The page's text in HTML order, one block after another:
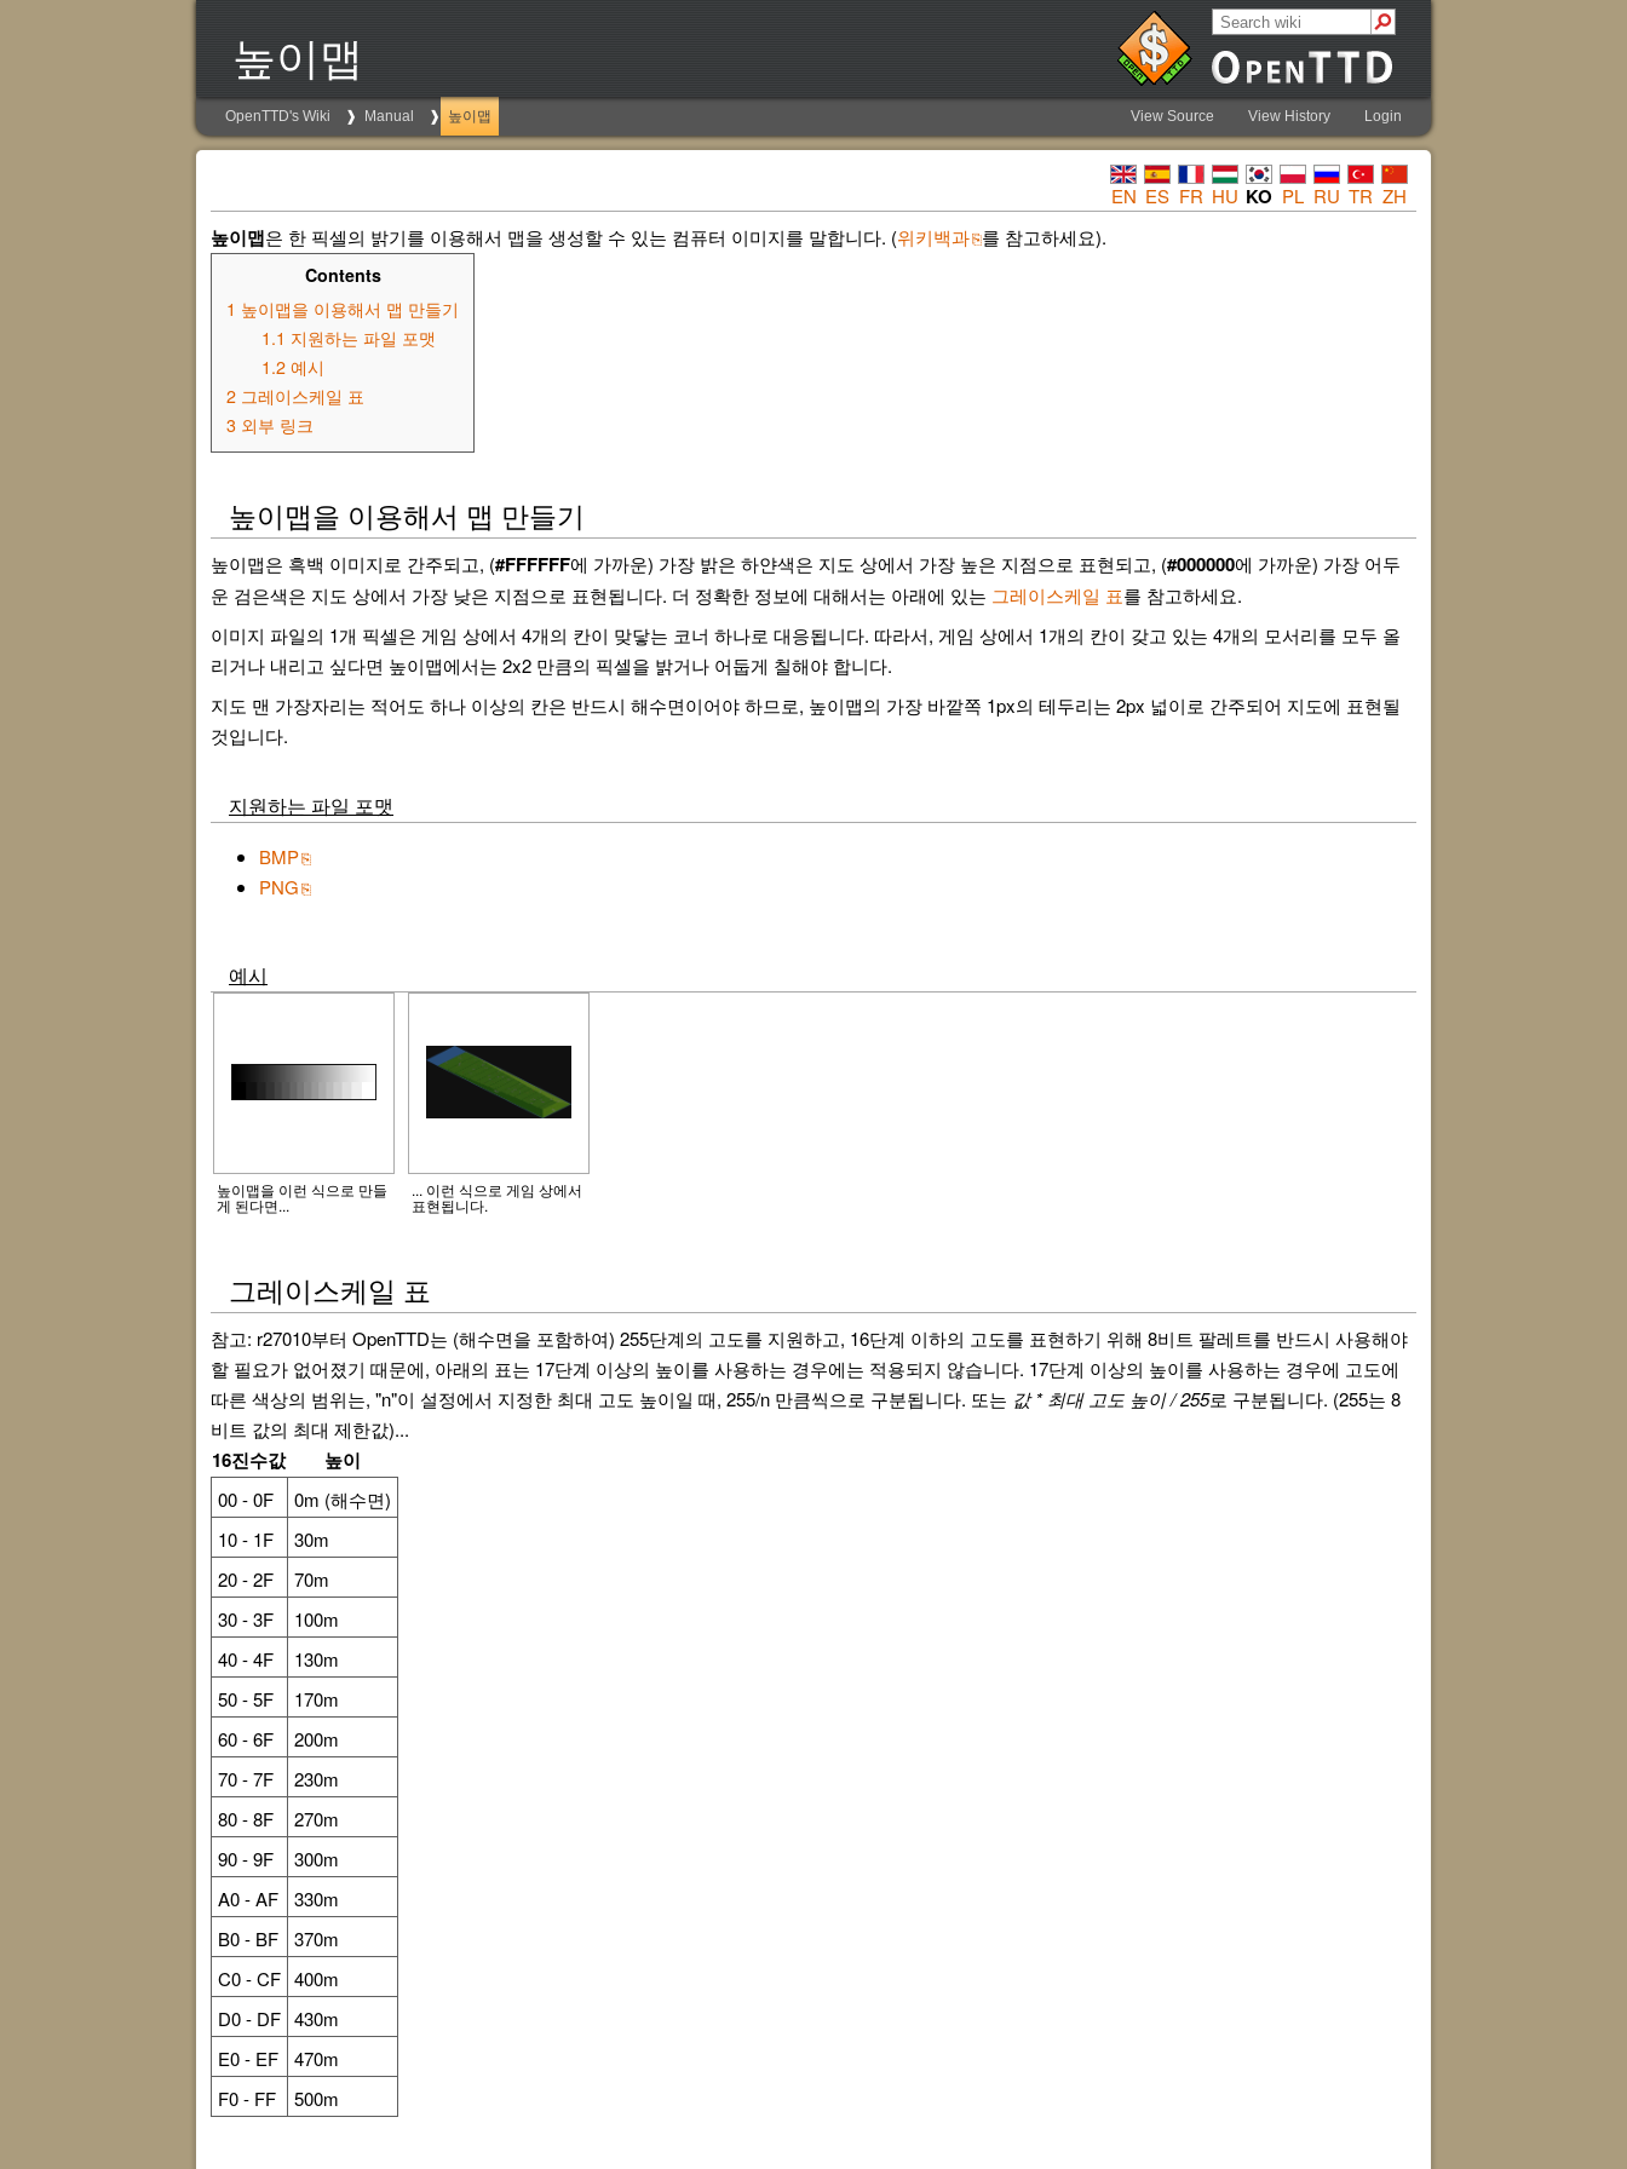
높이맵
OpenTTD's Wiki Manual 높이맵 View Source View History Login
EN ES FR HU KO PL RU TR ZH
높이맵은 한 픽셀의 밝기를 이용해서 맵을 생성할 수 있는 컴퓨터 이미지를 말합니다. (위키백과 를 참고하세요).
Contents
1 높이맵을 이용해서 맵 만들기
1.1 지원하는 파일 포맷
1.2 예시
2 그레이스케일 표
3 외부 링크
높이맵을 이용해서 맵 만들기
높이맵은 흑백 이미지로 간주되고, (#FFFFFF에 가까운) 가장 밝은 하얀색은 지도 상에서 가장 높은 지점으로 표현되고, (#000000에 가까운) 가장 어두
운 검은색은 지도 상에서 가장 낮은 지점으로 표현됩니다. 더 정확한 정보에 대해서는 아래에 있는 그레이스케일 표를 참고하세요.
이미지 파일의 1개 픽셀은 게임 상에서 4개의 칸이 맞닿는 코너 하나로 대응됩니다. 따라서, 게임 상에서 1개의 칸이 갖고 있는 4개의 모서리를 모두 올
리거나 내리고 싶다면 높이맵에서는 2x2 만큼의 픽셀을 밝거나 어둡게 칠해야 합니다.
지도 맨 가장자리는 적어도 하나 이상의 칸은 반드시 해수면이어야 하므로, 높이맵의 가장 바깥쪽 1px의 테두리는 2px 넓이로 간주되어 지도에 표현될
것입니다.
지원하는 파일 포맷
BMP
PNG
예시
높이맵을 이런 식으로 만들
게 된다면...
... 이런 식으로 게임 상에서
표현됩니다.
그레이스케일 표
참고: r27010부터 OpenTTD는 (해수면을 포함하여) 255단계의 고도를 지원하고, 16단계 이하의 고도를 표현하기 위해 8비트 팔레트를 반드시 사용해야
할 필요가 없어졌기 때문에, 아래의 표는 17단계 이상의 높이를 사용하는 경우에는 적용되지 않습니다. 17단계 이상의 높이를 사용하는 경우에 고도에
따른 색상의 범위는, "n"이 설정에서 지정한 최대 고도 높이일 때, 255/n 만큼씩으로 구분됩니다. 또는 값 * 최대 고도 높이 / 255로 구분됩니다. (255는 8
비트 값의 최대 제한값)...
16진수값 높이
00 - 0F
0m (해수면)
10 - 1F
30m
20 - 2F
70m
30 - 3F
100m
40 - 4F
130m
50 - 5F
170m
60 - 6F
200m
70 - 7F
230m
80 - 8F
270m
90 - 9F
300m
A0 - AF
330m
B0 - BF
370m
C0 - CF 400m
D0 - DF 430m
E0 - EF
470m
F0 - FF
500m